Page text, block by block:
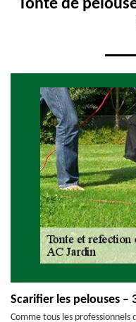
Tonte de
Scarifier les pelouses –
Comme tous les professionnels